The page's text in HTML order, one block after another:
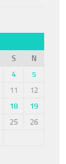
S
N
4
5
11
12
18
19
25
26